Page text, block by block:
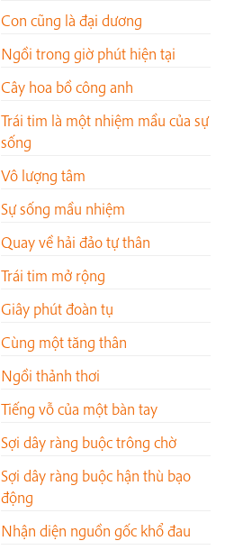
Con cũng là đại dương
Ngồi trong giờ phút hiện tại
Cây hoa bồ công anh
Trái tim là một nhiệm mầu của sự
sống
Vô lượng tâm
Sự sống mầu nhiệm
Quay về hải đảo tự thân
Trái tim mở rộng
Giây phút đoàn tụ
Cùng một tăng thân
Ngồi thảnh thơi
Tiếng vỗ của một bàn tay
Sợi dây ràng buộc trông chờ
Sợi dây ràng buộc hận thù bạo
động
Nhận diện nguồn gốc khổ đau